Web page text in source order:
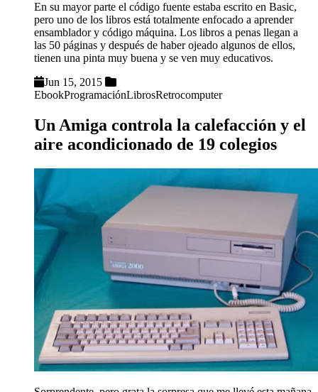
En su mayor parte el código fuente estaba escrito en Basic,
pero uno de los libros está totalmente enfocado a aprender
ensamblador y código máquina. Los libros a penas llegan a
las 50 páginas y después de haber ojeado algunos de ellos,
tienen una pinta muy buena y se ven muy educativos.
Jun 15, 2015
EbookProgramaciónLibrosRetrocomputer
Un Amiga controla la calefacción y el
aire acondicionado de 19 colegios